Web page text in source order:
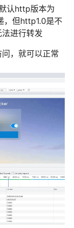
认http版本为
，但http1.0是不
进行转发
，就可以正常